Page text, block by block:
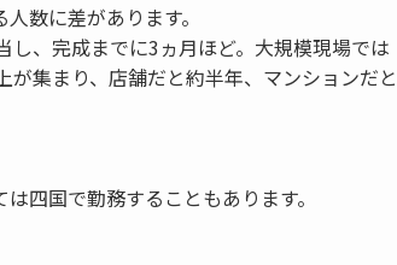
数に差があります。
し、完成までに3ヵ月ほど。大規模現場では
集まり、店舗だと約半年、マンションだと
四国で勤務することもあります。